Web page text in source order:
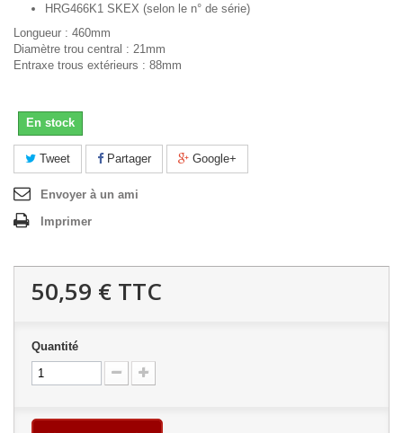
HRG466K1 SKEX (selon le n° de série)
Longueur : 460mm
Diamètre trou central : 21mm
Entraxe trous extérieurs : 88mm
En stock
Tweet Partager Google+
Envoyer à un ami
Imprimer
50,59 € TTC
Quantité